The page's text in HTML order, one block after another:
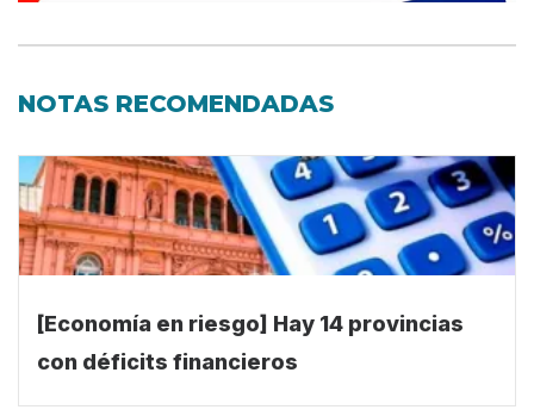
NOTAS RECOMENDADAS
[Economía en riesgo] Hay 14 provincias
con déficits financieros